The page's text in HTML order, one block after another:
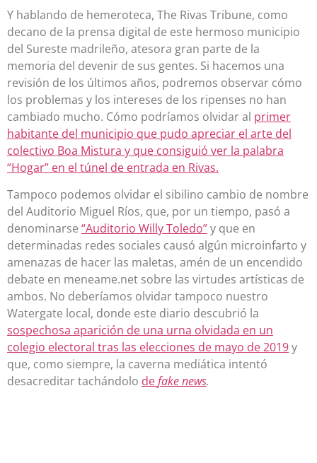
Y hablando de hemeroteca, The Rivas Tribune, como
decano de la prensa digital de este hermoso municipio
del Sureste madrileño, atesora gran parte de la
memoria del devenir de sus gentes. Si hacemos una
revisión de los últimos años, podremos observar cómo
los problemas y los intereses de los ripenses no han
cambiado mucho. Cómo podríamos olvidar al primer
habitante del municipio que pudo apreciar el arte del
colectivo Boa Mistura y que consiguió ver la palabra
“Hogar” en el túnel de entrada en Rivas.
Tampoco podemos olvidar el sibilino cambio de nombre
del Auditorio Miguel Ríos, que, por un tiempo, pasó a
denominarse “Auditorio Willy Toledo”y que en
determinadas redes sociales causó algún microinfarto y
amenazas de hacer las maletas, amén de un encendido
debate en meneame.net sobre las virtudes artísticas de
ambos. No deberíamos olvidar tampoco nuestro
Watergate local, donde este diario descubrió la
sospechosa aparición de una urna olvidada en un
colegio electoral tras las elecciones de mayo de 2019y
que, como siempre, la caverna mediática intentó
desacreditar tachándolo defake news.